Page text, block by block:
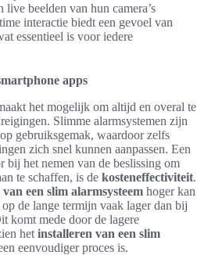
live beelden van hun camera’s
interactie biedt een gevoel van
essentieel is voor iedere
apps
het mogelijk om altijd en overal te
Slimme alarmsystemen zijn
gebruiksgemak, waardoor zelfs
zich snel kunnen aanpassen. Een
bij het nemen van de beslissing om
te schaffen, is de kosteneffectiviteit.
een slim alarmsysteem hoger kan
de lange termijn vaak lager dan bij
komt mede door de lagere
het installeren van een slim
eenvoudiger proces is.